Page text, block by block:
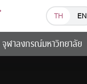
TH EN
ฬาลงกรณ์มหาวิทยาลัย